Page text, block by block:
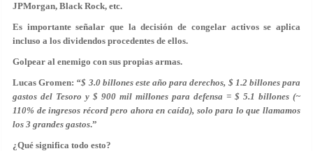
JPMorgan, Black Rock, etc.
Es importante señalar que la decisión de congelar activos se aplica
incluso a los dividendos procedentes de ellos.
Golpear al enemigo con sus propias armas.
Lucas Gromen: “$ 3.0 billones este año para derechos, $ 1.2 billones para
gastos del Tesoro y $ 900 mil millones para defensa = $ 5.1 billones (~
110% de ingresos récord pero ahora en caída), solo para lo que llamamos
los 3 grandes gastos.”
¿Qué significa todo esto?